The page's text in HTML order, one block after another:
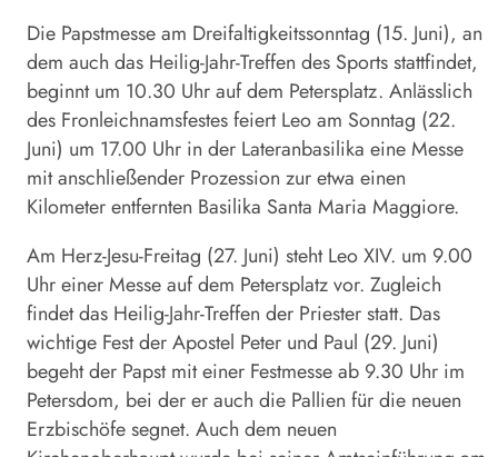
Die Papstmesse am Dreifaltigkeitssonntag (15. Juni), an
dem auch das Heilig-Jahr-Treffen des Sports stattfindet,
beginnt um 10.30 Uhr auf dem Petersplatz. Anlässlich
des Fronleichnamsfestes feiert Leo am Sonntag (22.
Juni) um 17.00 Uhr in der Lateranbasilika eine Messe
mit anschließender Prozession zur etwa einen
Kilometer entfernten Basilika Santa Maria Maggiore.
Am Herz-Jesu-Freitag (27. Juni) steht Leo XIV. um 9.00
Uhr einer Messe auf dem Petersplatz vor. Zugleich
findet das Heilig-Jahr-Treffen der Priester statt. Das
wichtige Fest der Apostel Peter und Paul (29. Juni)
begeht der Papst mit einer Festmesse ab 9.30 Uhr im
Petersdom, bei der er auch die Pallien für die neuen
Erzbischöfe segnet. Auch dem neuen